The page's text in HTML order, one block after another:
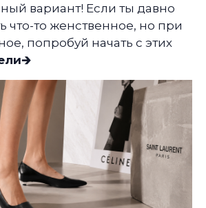
вариант! Если ты давно
что-то женственное, но при
попробуй начать с этих